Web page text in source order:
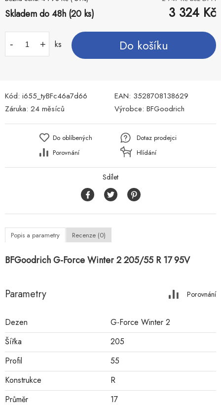
Skladem do 48h (20 ks) 3 324 Kč
- + ks Do košíku
Kód: i655_tyBFc46a7d66 EAN: 3528708138629
Záruka: 24 měsíců Výrobce: BFGoodrich
Do oblíbených
Porovnání
Dotaz prodejci
Hlídání
Sdílet
Popis a parametry Recenze (0)
BFGoodrich G-Force Winter 2 205/55 R 17 95V
Parametry Porovnání
Dezen
G-Force Winter 2
Šířka
205
Profil
55
Konstrukce
R
Průměr
17